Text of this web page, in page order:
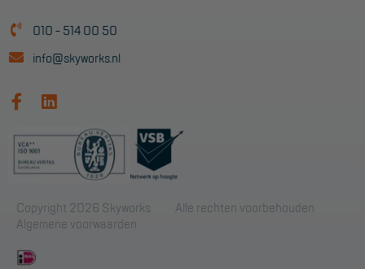
010 - 514 00 50
info@skyworks.nl
Copyright 2026 Skyworks
Alle rechten voorbehouden
Algemene voorwaarden